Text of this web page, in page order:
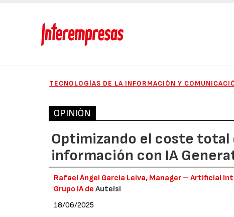
TECNOLOGÍAS DE LA INFORMACIÓN Y
OPINIÓN
Optimizando el coste total
información con IA
Rafael Ángel García Leiva, Manager – Artificial
Grupo IA deAutelsi
18/06/2025